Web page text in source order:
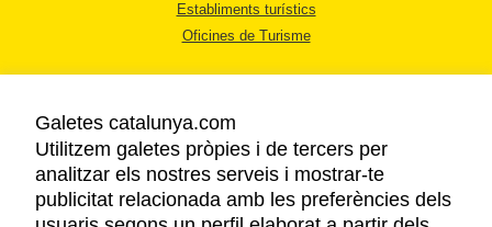
Establiments turístics
Oficines de Turisme
AVÍS LEGAL
POLÍTICA DE PRIVACITAT
Galetes catalunya.com
Utilitzem galetes pròpies i de tercers per
analitzar els nostres serveis i mostrar-te
publicitat relacionada amb les preferències dels